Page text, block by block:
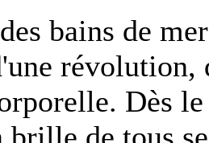
bains de
révolution,
Dès